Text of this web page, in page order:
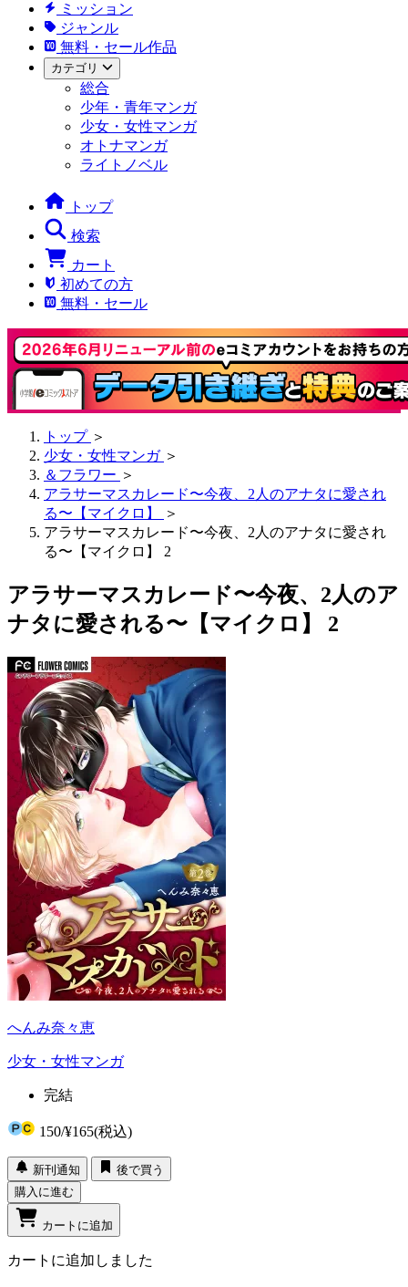
ミッション
ジャンル
無料・セール作品
カテゴリ
総合
少年・青年マンガ
少女・女性マンガ
オトナマンガ
ライトノベル
トップ
検索
カート
初めての方
無料・セール
トップ ＞
少女・女性マンガ ＞
＆フラワー ＞
アラサーマスカレード〜今夜、2人のアナタに愛され
る〜【マイクロ】
＞
アラサーマスカレード〜今夜、2人のアナタに愛され
る〜【マイクロ】 2
アラサーマスカレード〜今夜、2人のア
ナタに愛される〜【マイクロ】 2
へんみ奈々恵
少女・女性マンガ
完結
150/¥165(税込)
新刊通知
後で買う
購入に進む
カートに追加
カートに追加しました